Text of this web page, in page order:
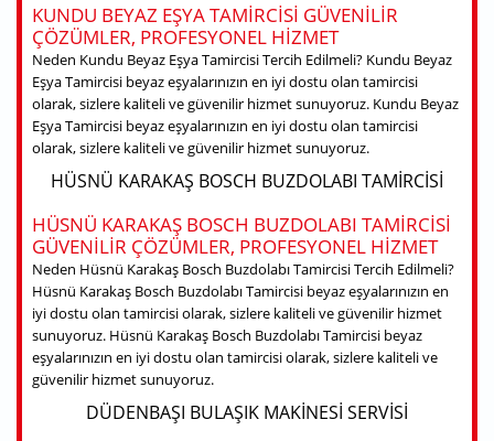
KUNDU BEYAZ EŞYA TAMIRCISI GÜVENILIR
ÇÖZÜMLER, PROFESYONEL HIZMET
Neden Kundu Beyaz Eşya Tamircisi Tercih Edilmeli? Kundu Beyaz
Eşya Tamircisi beyaz eşyalarınızın en iyi dostu olan tamircisi
olarak, sizlere kaliteli ve güvenilir hizmet sunuyoruz. Kundu Beyaz
Eşya Tamircisi beyaz eşyalarınızın en iyi dostu olan tamircisi
olarak, sizlere kaliteli ve güvenilir hizmet sunuyoruz.
HÜSNÜ KARAKAŞ BOSCH BUZDOLABI TAMIRCISI
HÜSNÜ KARAKAŞ BOSCH BUZDOLABI TAMIRCISI
GÜVENILIR ÇÖZÜMLER, PROFESYONEL HIZMET
Neden Hüsnü Karakaş Bosch Buzdolabı Tamircisi Tercih Edilmeli?
Hüsnü Karakaş Bosch Buzdolabı Tamircisi beyaz eşyalarınızın en
iyi dostu olan tamircisi olarak, sizlere kaliteli ve güvenilir hizmet
sunuyoruz. Hüsnü Karakaş Bosch Buzdolabı Tamircisi beyaz
eşyalarınızın en iyi dostu olan tamircisi olarak, sizlere kaliteli ve
güvenilir hizmet sunuyoruz.
DÜDENBAŞI BULAŞIK MAKINESI SERVISI